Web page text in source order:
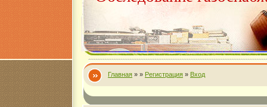
Главная » » Регистрация » Вход